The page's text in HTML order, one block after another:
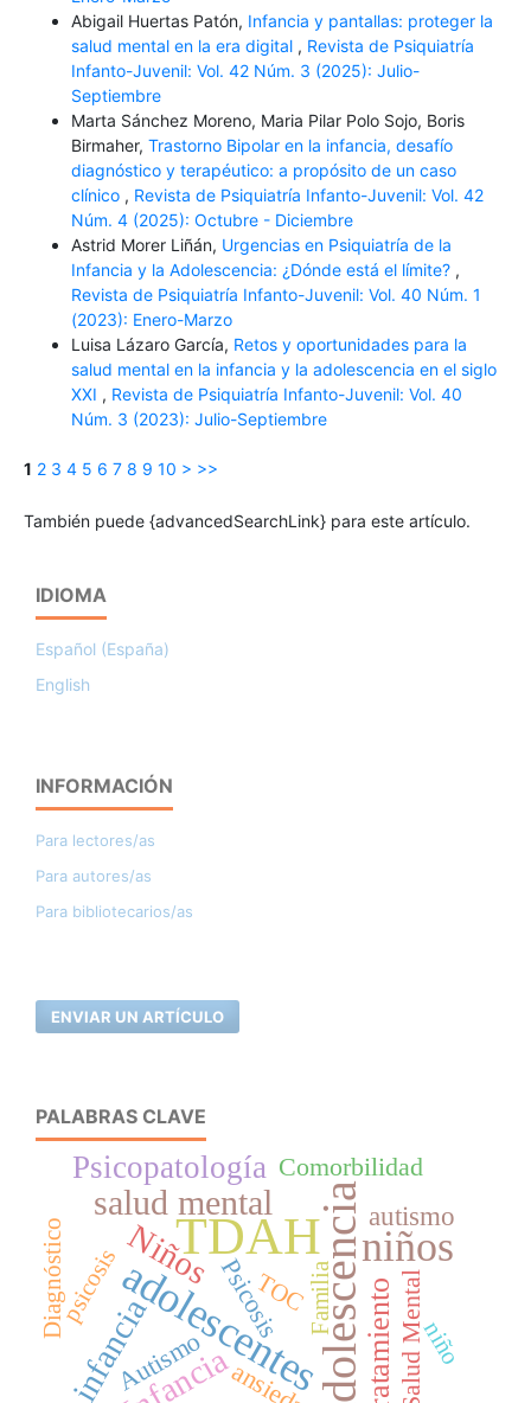
Abigail Huertas Patón, Infancia y pantallas: proteger la
salud mental en la era digital , Revista de Psiquiatría
Infanto-Juvenil: Vol. 42 Núm. 3 (2025): Julio-
Septiembre
Marta Sánchez Moreno, Maria Pilar Polo Sojo, Boris
Birmaher, Trastorno Bipolar en la infancia, desafío
diagnóstico y terapéutico: a propósito de un caso
clínico , Revista de Psiquiatría Infanto-Juvenil: Vol. 42
Núm. 4 (2025): Octubre - Diciembre
Astrid Morer Liñán, Urgencias en Psiquiatría de la
Infancia y la Adolescencia: ¿Dónde está el límite? ,
Revista de Psiquiatría Infanto-Juvenil: Vol. 40 Núm. 1
(2023): Enero-Marzo
Luisa Lázaro García, Retos y oportunidades para la
salud mental en la infancia y la adolescencia en el siglo
XXI , Revista de Psiquiatría Infanto-Juvenil: Vol. 40
Núm. 3 (2023): Julio-Septiembre
1 2 3 4 5 6 7 8 9 10 > >>
También puede {advancedSearchLink} para este artículo.
IDIOMA
Español (España)
English
INFORMACIÓN
Para lectores/as
Para autores/as
Para bibliotecarios/as
ENVIAR UN ARTÍCULO
PALABRAS CLAVE
TDAHAdolescencianiños
adolescentes
salud mental
Niños
infancia
Psicopatología
tratamiento
autismo
Autismo Salud Mental
Psicosis
Comorbilidad
TOCFamilia
psicosis
Diagnóstico
niño